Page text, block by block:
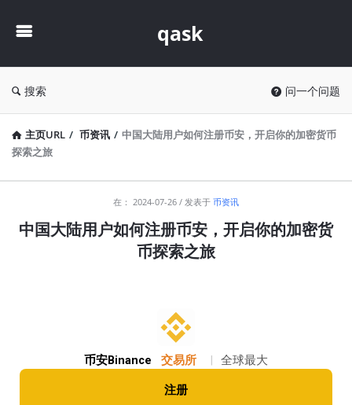
qask
搜索 问一个问题
主页URL / 币资讯 / 中国大陆用户如何注册币安，开启你的加密货币
探索之旅
最
在： 2024-07-26 发表于 币资讯
中国大陆用户如何注册币安，开启你的加密货
币探索之旅
币安Binance 交易所 全球最大
注册